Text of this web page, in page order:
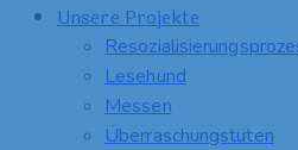
Unsere Projekte
Lesehund
Messen
Überraschungstüten